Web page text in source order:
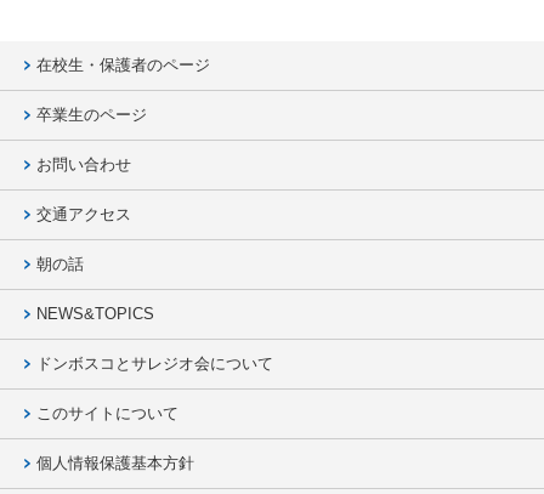
在校生・保護者のページ
卒業生のページ
お問い合わせ
交通アクセス
朝の話
NEWS&TOPICS
ドンボスコとサレジオ会について
このサイトについて
個人情報保護基本方針